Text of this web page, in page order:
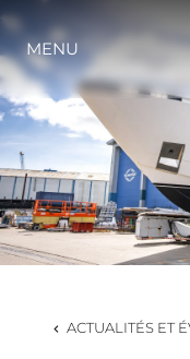
MENU
ACTUALITÉS ET